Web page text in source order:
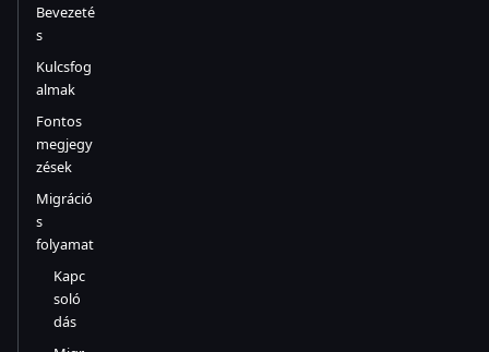
Bevezeté
s
Kulcsfog
almak
Fontos
megjegy
zések
Migráció
s
folyamat
Kapc
soló
dás